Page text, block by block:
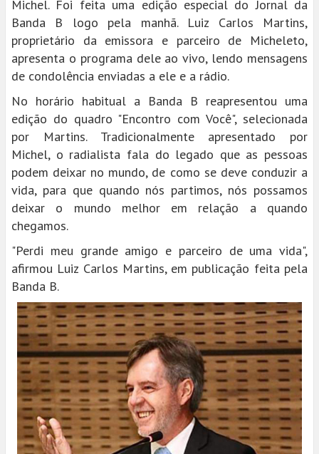
Michel. Foi feita uma edição especial do Jornal da
Banda B logo pela manhã. Luiz Carlos Martins,
proprietário da emissora e parceiro de Micheleto,
apresenta o programa dele ao vivo, lendo mensagens
de condolência enviadas a ele e a rádio.
No horário habitual a Banda B reapresentou uma
edição do quadro "Encontro com Você", selecionada
por Martins. Tradicionalmente apresentado por
Michel, o radialista fala do legado que as pessoas
podem deixar no mundo, de como se deve conduzir a
vida, para que quando nós partimos, nós possamos
deixar o mundo melhor em relação a quando
chegamos.
"Perdi meu grande amigo e parceiro de uma vida",
afirmou Luiz Carlos Martins, em publicação feita pela
Banda B.